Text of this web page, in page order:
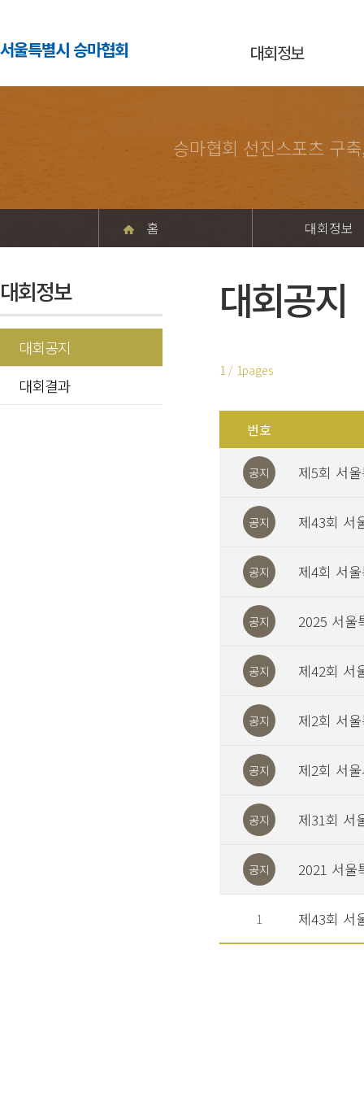
서울특별시 승마협회 대회정보
승마협회 선진스포츠 구
홈 대회정보
대회정보
대회공지
대회결과
대회공지
1 / 1pages
번호
공지 제5회 서
공지 제43회 서
공지 제4회 서
공지 2025 서울
공지 제42회 서
공지 제2회 서
공지 제2회 서
공지 제31회 서
공지 2021 서울
1 제43회 서